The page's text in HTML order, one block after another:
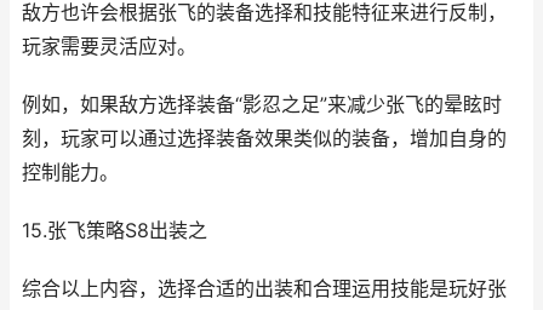
敌方也许会根据张飞的装备选择和技能特征来进行反制，
玩家需要灵活应对。
例如，如果敌方选择装备“影忍之足”来减少张飞的晕眩时
刻，玩家可以通过选择装备效果类似的装备，增加自身的
控制能力。
15.张飞策略S8出装之
综合以上内容，选择合适的出装和合理运用技能是玩好张